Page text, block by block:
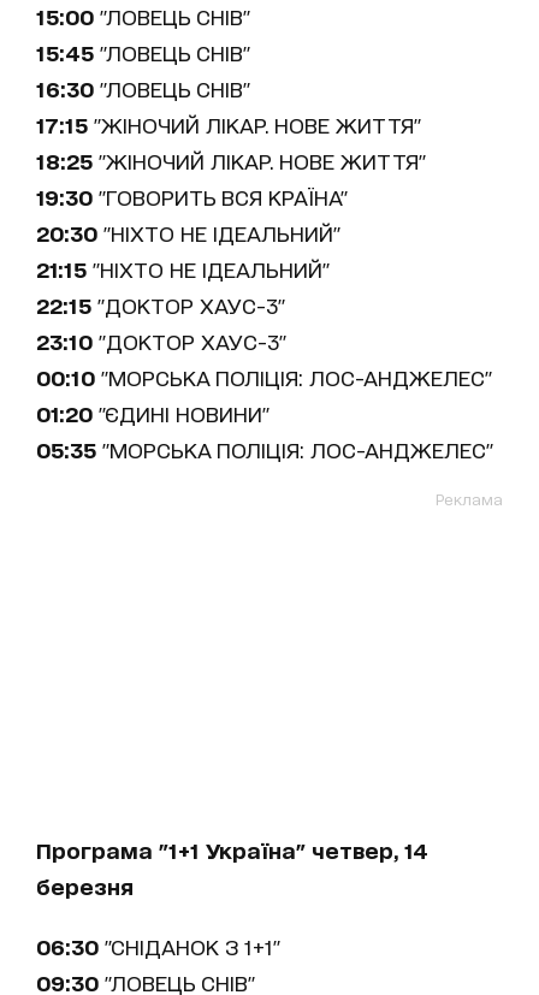
15:00 "ЛОВЕЦЬ СНІВ"
15:45 "ЛОВЕЦЬ СНІВ"
16:30 "ЛОВЕЦЬ СНІВ"
17:15 "ЖІНОЧИЙ ЛІКАР. НОВЕ ЖИТТЯ"
18:25 "ЖІНОЧИЙ ЛІКАР. НОВЕ ЖИТТЯ"
19:30 "ГОВОРИТЬ ВСЯ КРАЇНА"
20:30 "НІХТО НЕ ІДЕАЛЬНИЙ"
21:15 "НІХТО НЕ ІДЕАЛЬНИЙ"
22:15 "ДОКТОР ХАУС-3"
23:10 "ДОКТОР ХАУС-3"
00:10 "МОРСЬКА ПОЛІЦІЯ: ЛОС-АНДЖЕЛЕС"
01:20 "ЄДИНІ НОВИНИ"
05:35 "МОРСЬКА ПОЛІЦІЯ: ЛОС-АНДЖЕЛЕС"
Реклама
Програма "1+1 Україна" четвер, 14
березня
06:30 "СНІДАНОК З 1+1"
09:30 "ЛОВЕЦЬ СНІВ"